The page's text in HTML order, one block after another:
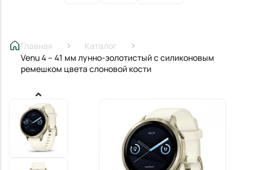
Главная
Каталог
Venu 4 – 41 мм лунно-золотистый с силиконовым
ремешком цвета слоновой кости